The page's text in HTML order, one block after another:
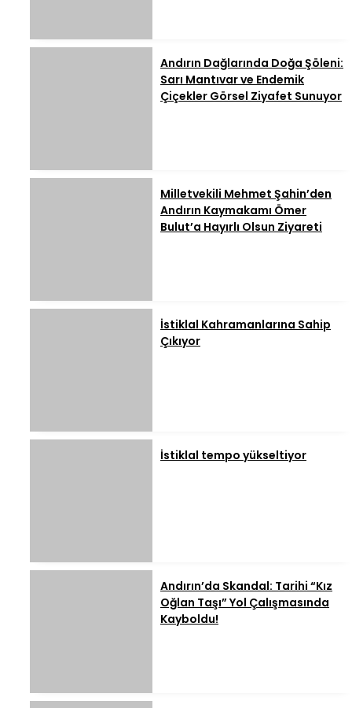
Andırın Dağlarında Doğa Şöleni:
Sarı Mantıvar ve Endemik
Çiçekler Görsel Ziyafet Sunuyor
Milletvekili Mehmet Şahin’den
Andırın Kaymakamı Ömer
Bulut’a Hayırlı Olsun Ziyareti
İstiklal Kahramanlarına Sahip
Çıkıyor
İstiklal tempo yükseltiyor
Andırın’da Skandal: Tarihi “Kız
Oğlan Taşı” Yol Çalışmasında
Kayboldu!